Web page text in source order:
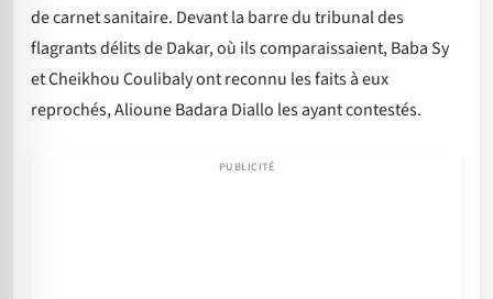
de carnet sanitaire. Devant la barre du tribunal des
flagrants délits de Dakar, où ils comparaissaient, Baba Sy
et Cheikhou Coulibaly ont reconnu les faits à eux
reprochés, Alioune Badara Diallo les ayant contestés.